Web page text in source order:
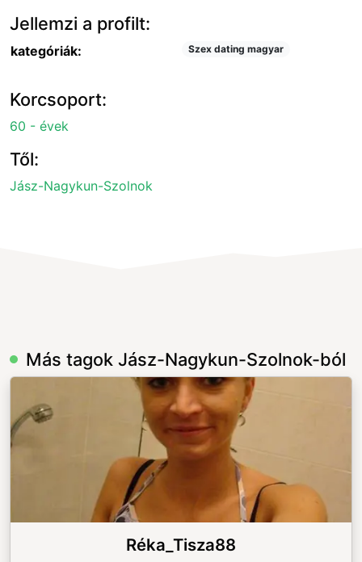
Jellemzi a profilt:
kategóriák: Szex dating magyar
Korcsoport:
60 - évek
Től:
Jász-Nagykun-Szolnok
Más tagok Jász-Nagykun-Szolnok-ból
Réka_Tisza88